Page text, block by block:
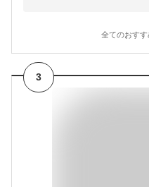
全てのおすす
3